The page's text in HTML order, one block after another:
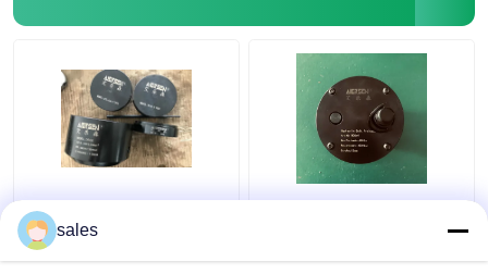
De turbo Hydraulische
Bout die van 680KN
Cilinderd600
Jack Piston Rod
sales